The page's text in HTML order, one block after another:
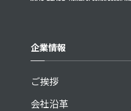
企業情報
ご挨拶
会社沿革